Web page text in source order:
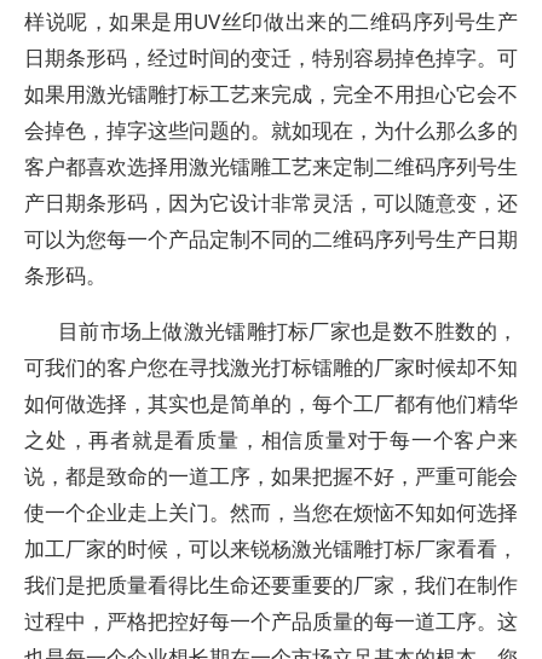
样说呢，如果是用UV丝印做出来的二维码序列号生产
日期条形码，经过时间的变迁，特别容易掉色掉字。可
如果用激光镭雕打标工艺来完成，完全不用担心它会不
会掉色，掉字这些问题的。就如现在，为什么那么多的
客户都喜欢选择用激光镭雕工艺来定制二维码序列号生
产日期条形码，因为它设计非常灵活，可以随意变，还
可以为您每一个产品定制不同的二维码序列号生产日期
条形码。
目前市场上做激光镭雕打标厂家也是数不胜数的，
可我们的客户您在寻找激光打标镭雕的厂家时候却不知
如何做选择，其实也是简单的，每个工厂都有他们精华
之处，再者就是看质量，相信质量对于每一个客户来
说，都是致命的一道工序，如果把握不好，严重可能会
使一个企业走上关门。然而，当您在烦恼不知如何选择
加工厂家的时候，可以来锐杨激光镭雕打标厂家看看，
我们是把质量看得比生命还要重要的厂家，我们在制作
过程中，严格把控好每一个产品质量的每一道工序。这